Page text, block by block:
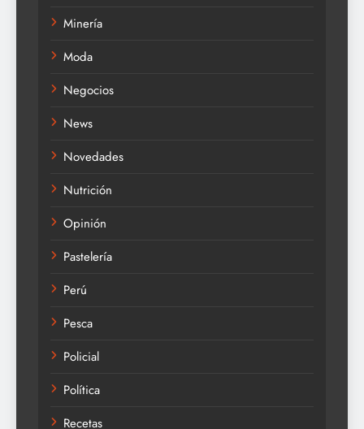
Minería
Moda
Negocios
News
Novedades
Nutrición
Opinión
Pastelería
Perú
Pesca
Policial
Política
Recetas